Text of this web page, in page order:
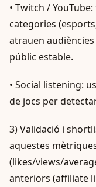
• Twitch /
categories
atrauen
públic estable.
• Social listening:
de jocs per
3) Validació i
aquestes
(likes/views/
anteriors (affiliate